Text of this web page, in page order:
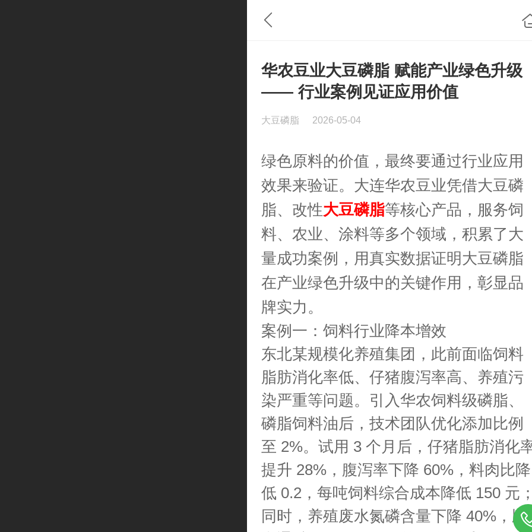
华农豆业大豆磷脂 赋能产业绿色升级
—— 行业案例见证应用价值
大豆磷脂 2026-05-04
绿色原料的价值，最终要通过行业应用
效果来验证。大连华农豆业凭借大豆磷
脂、改性大豆磷脂等核心产品，服务饲
料、农业、涂料等多个领域，积累了大
量成功案例，用真实数据证明大豆磷脂
在产业绿色升级中的关键作用，彰显品
牌实力。
案例一：饲料行业降本增效
东北某规模化养殖集团，此前面临饲料
脂肪消化率低、仔猪腹泻率高、养殖污
染严重等问题。引入华农饲料级磷脂、
磷脂饲料油后，技术团队优化添加比例
至 2%。试用 3 个月后，仔猪脂肪消化
提升 28%，腹泻率下降 60%，料肉比降
低 0.2，每吨饲料综合成本降低 150 元
同时，养殖废水氮磷含量下降 40%，顺